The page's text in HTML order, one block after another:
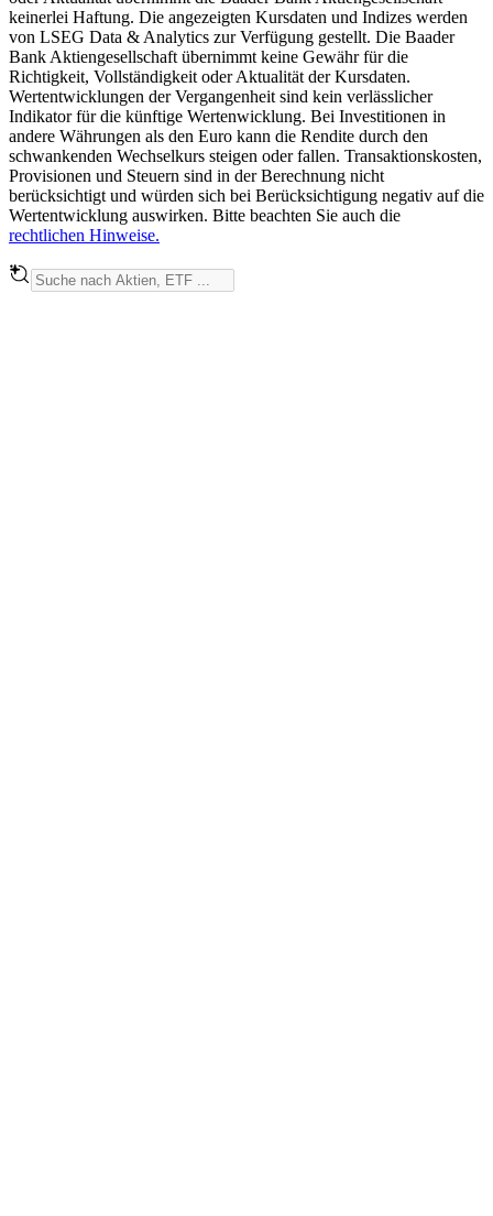
keinerlei Haftung. Die angezeigten Kursdaten und Indizes werden
von LSEG Data & Analytics zur Verfügung gestellt. Die Baader
Bank Aktiengesellschaft übernimmt keine Gewähr für die
Richtigkeit, Vollständigkeit oder Aktualität der Kursdaten.
Wertentwicklungen der Vergangenheit sind kein verlässlicher
Indikator für die künftige Wertenwicklung. Bei Investitionen in
andere Währungen als den Euro kann die Rendite durch den
schwankenden Wechselkurs steigen oder fallen. Transaktionskosten,
Provisionen und Steuern sind in der Berechnung nicht
berücksichtigt und würden sich bei Berücksichtigung negativ auf die
Wertentwicklung auswirken. Bitte beachten Sie auch die
rechtlichen Hinweise.